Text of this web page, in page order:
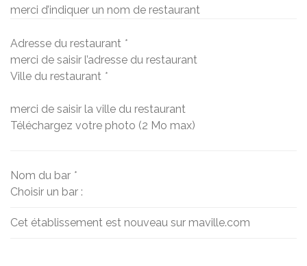
merci d’indiquer un nom de restaurant
Adresse du restaurant *
merci de saisir l’adresse du restaurant
Ville du restaurant *
merci de saisir la ville du restaurant
Téléchargez votre photo (2 Mo max)
Nom du bar *
Choisir un bar :
Cet établissement est nouveau sur maville.com